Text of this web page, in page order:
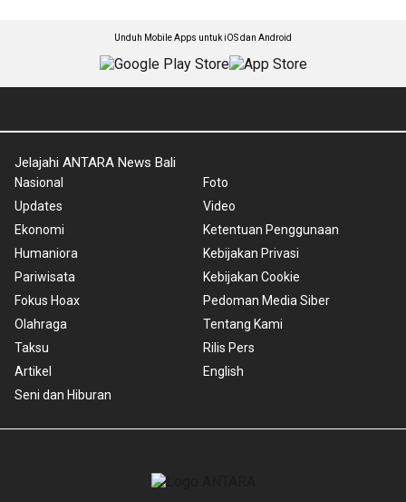
Unduh Mobile Apps untuk iOS dan Android
Jelajahi ANTARA News Bali
Nasional
Updates
Ekonomi
Humaniora
Pariwisata
Fokus Hoax
Olahraga
Taksu
Artikel
Seni dan Hiburan
Foto
Video
Ketentuan Penggunaan
Kebijakan Privasi
Kebijakan Cookie
Pedoman Media Siber
Tentang Kami
Rilis Pers
English